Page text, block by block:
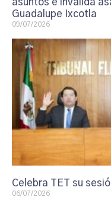
Guadalupe Ixcotla
09/07/2026
Celebra TET su
06/07/2026